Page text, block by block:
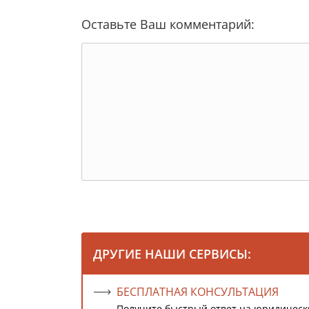
Оставьте Ваш комментарий:
ДРУГИЕ НАШИ СЕРВИСЫ:
БЕСПЛАТНАЯ КОНСУЛЬТАЦИЯ